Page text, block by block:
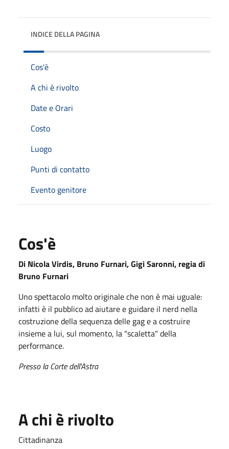
INDICE DELLA PAGINA
Cos'è
A chi è rivolto
Date e Orari
Costo
Luogo
Punti di contatto
Evento genitore
Cos'è
Di Nicola Virdis, Bruno Furnari, Gigi Saronni, regia di
Bruno Furnari
Uno spettacolo molto originale che non è mai uguale:
infatti è il pubblico ad aiutare e guidare il nerd nella
costruzione della sequenza delle gag e a costruire
insieme a lui, sul momento, la "scaletta" della
performance.
Presso la Corte dell'Astra
A chi è rivolto
Cittadinanza